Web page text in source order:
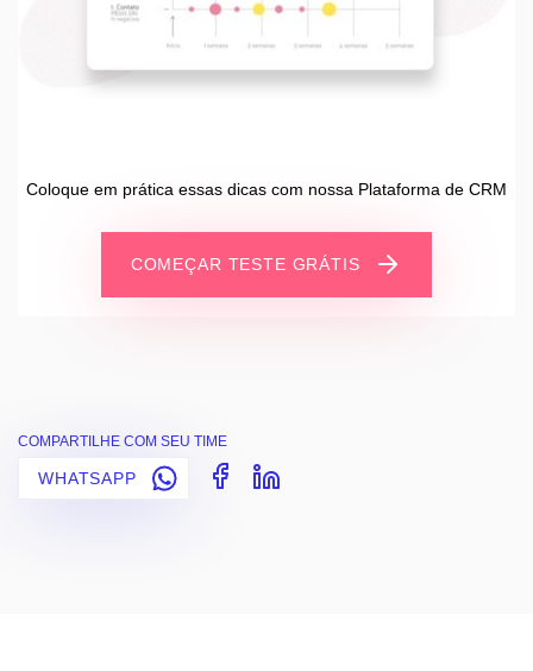
Coloque em prática essas dicas com nossa Plataforma de CRM
COMEÇAR TESTE GRÁTIS
COMPARTILHE COM SEU TIME
WHATSAPP